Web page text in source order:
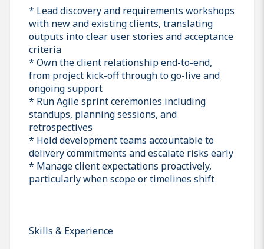
* Lead discovery and requirements workshops
with new and existing clients, translating
outputs into clear user stories and acceptance
criteria
* Own the client relationship end-to-end,
from project kick-off through to go-live and
ongoing support
* Run Agile sprint ceremonies including
standups, planning sessions, and
retrospectives
* Hold development teams accountable to
delivery commitments and escalate risks early
* Manage client expectations proactively,
particularly when scope or timelines shift
Skills & Experience